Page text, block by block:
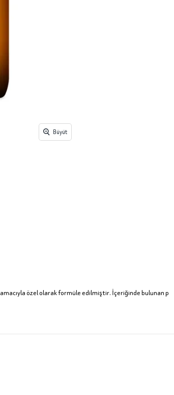
Büyüt
amacıyla özel olarak formüle edilmiştir. İçeriğinde bulunan p